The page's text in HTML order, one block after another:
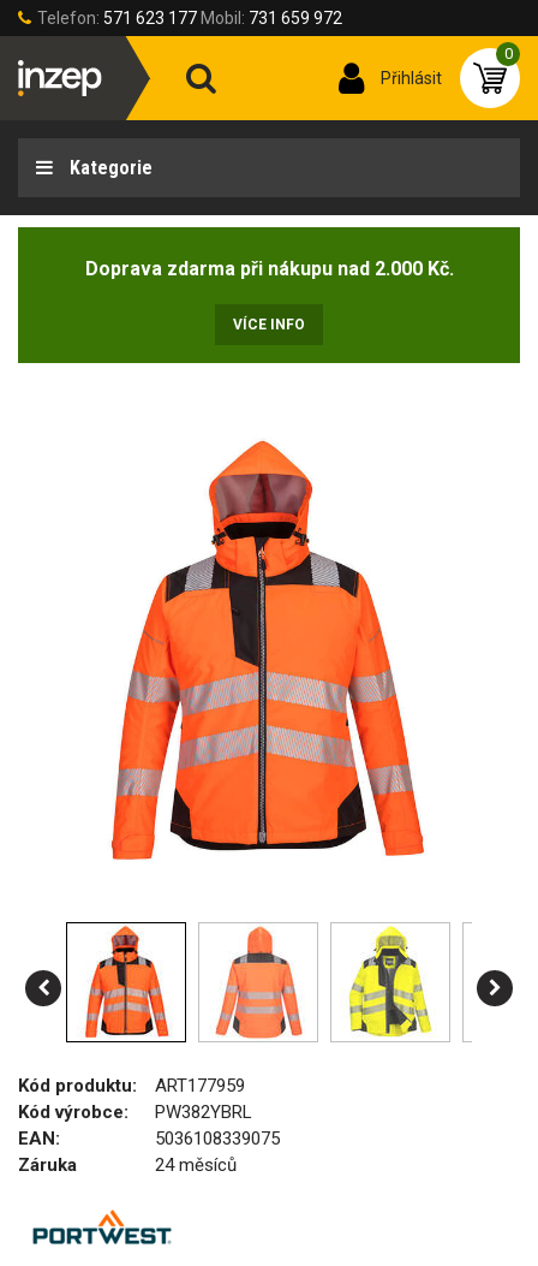
Telefon: 571 623 177 Mobil: 731 659 972
Přihlásit
0
Kategorie
Doprava zdarma při nákupu nad 2.000 Kč.
VÍCE INFO
Kód produktu:
ART177959
Kód výrobce:
PW382YBRL
EAN:
5036108339075
Záruka
24 měsíců